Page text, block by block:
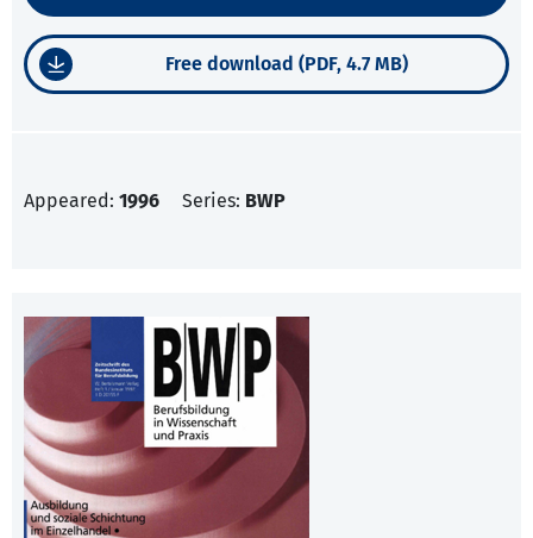
Free download (PDF, 4.7 MB)
Appeared: 1996 Series: BWP